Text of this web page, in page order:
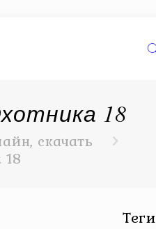
18
скачать
Теги